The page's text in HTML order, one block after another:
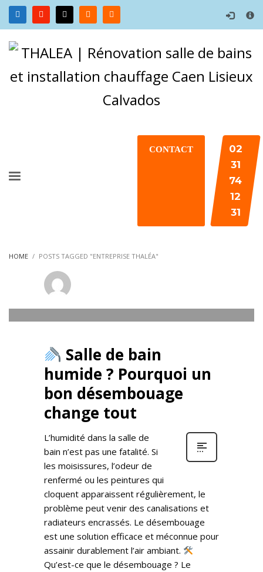
×
CONTACT
02
31
74
12
31
HOME POSTS TAGGED "ENTREPRISE THALÉA"
Salle de bain
humide ? Pourquoi un
bon désembouage
change tout
L’humidité dans la salle de
bain n’est pas une fatalité. Si
les moisissures, l’odeur de
renfermé ou les peintures qui
cloquent apparaissent régulièrement, le
problème peut venir des canalisations et
radiateurs encrassés. Le désembouage
est une solution efficace et méconnue pour
assainir durablement l’air ambiant.
Qu’est-ce que le désembouage ? Le